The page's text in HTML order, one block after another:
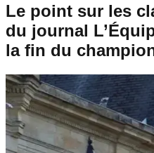
Le point sur les
du journal
la fin du